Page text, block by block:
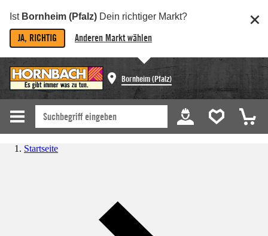
Ist Bornheim (Pfalz) Dein richtiger Markt?
JA, RICHTIG Anderen Markt wählen
Bornheim (Pfalz)
Startseite